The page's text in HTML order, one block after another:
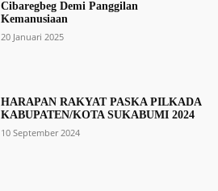
Cibaregbeg Demi Panggilan
Kemanusiaan
20 Januari 2025
HARAPAN RAKYAT PASKA PILKADA
KABUPATEN/KOTA SUKABUMI 2024
10 September 2024